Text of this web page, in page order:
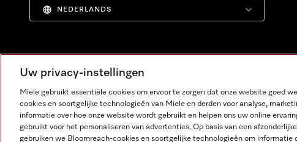
NEDERLANDS
Uw privacy-instellingen
Miele gebruikt essentiële cookies om ervoor te zorgen dat onze website goed
cookies en soortgelijke technologieën van Miele en derden voor analyse,
informatie over hoe onze website wordt gebruikt en helpen ons uw online
gebruikt voor het personaliseren van advertenties. Op basis van een
gebruiken we Bloomreach-cookies en soortgelijke technologieën om informatie